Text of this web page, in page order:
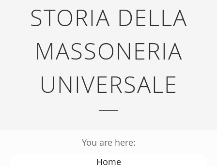
STORIA DELLA
MASSONERIA
UNIVERSALE
You are here:
Home